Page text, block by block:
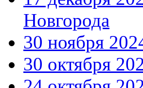
Новгорода
30 ноября
30 октября